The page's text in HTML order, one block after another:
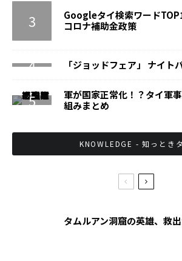
Googleタイ検索ワード
コロナ補助金政策
「ジョッドフェア」 ナイト
軍が国家正常化！？タイ軍
組みまとめ
KNOWLEDGE - 知っとき
タムルアン洞窟の英雄、救